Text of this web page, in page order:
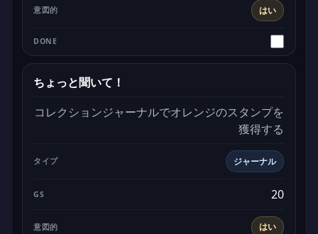
はい
ちょっと聞いて！
コレクションジャーナルでオレンジのスタンプを
獲得する
ジャーナル
はい
20